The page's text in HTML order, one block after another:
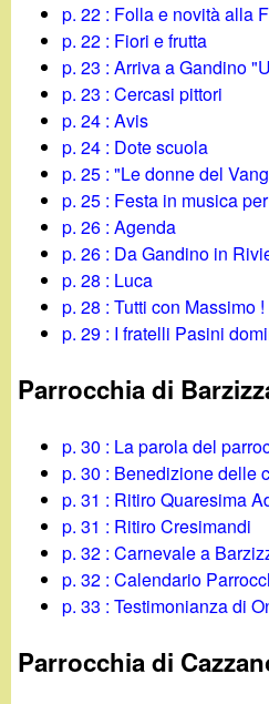
p. 22 : Folla e novità alla
p. 22 : Fiori e frutta
p. 23 : Arriva a Gandino
p. 23 : Cercasi pittori
p. 24 : Avis
p. 24 : Dote scuola
p. 25 : "Le donne del
p. 25 : Festa in musica
p. 26 : Agenda
p. 26 : Da Gandino in
p. 28 : Luca
p. 28 : Tutti con Massimo !
p. 29 : I fratelli Pasini
Parrocchia di
p. 30 : La parola del
p. 30 : Benedizione delle
p. 31 : Ritiro Quaresima
p. 31 : Ritiro Cresimandi
p. 32 : Carnevale a
p. 32 : Calendario
p. 33 : Testimonianza di
Parrocchia di